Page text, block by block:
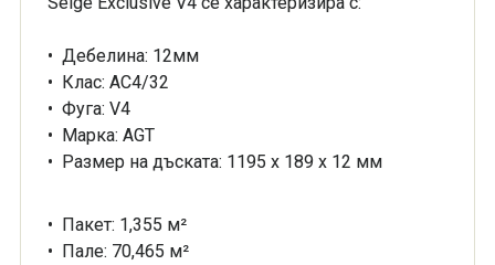
• Дебелина: 12мм
• Клас: АС4/32
• Фуга: V4
• Марка: AGT
• Размер на дъската: 1195 х 189 х 12 мм
• Пакет: 1,355 м²
• Пале: 70,465 м²